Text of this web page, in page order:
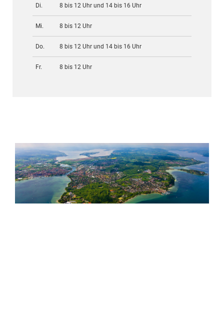
Di. 8 bis 12 Uhr und 14 bis 16 Uhr
Mi. 8 bis 12 Uhr
Do. 8 bis 12 Uhr und 14 bis 16 Uhr
Fr. 8 bis 12 Uhr